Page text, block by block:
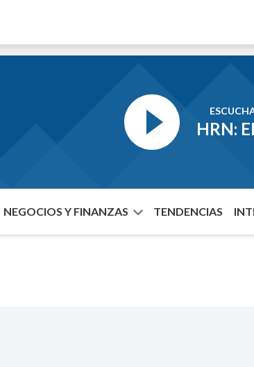
HRN:
NEGOCIOS Y FINANZAS TENDENCIAS